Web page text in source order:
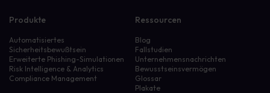
Produkte
Automatisiertes
Sicherheitsbewußtsein
Erweiterte Phishing-Simulationen
Risk Intelligence & Analytics
Compliance Management
Ressourcen
Blog
Fallstudien
Unternehmensnachrichten
Bewusstseinsvermögen
Glossar
Plakate